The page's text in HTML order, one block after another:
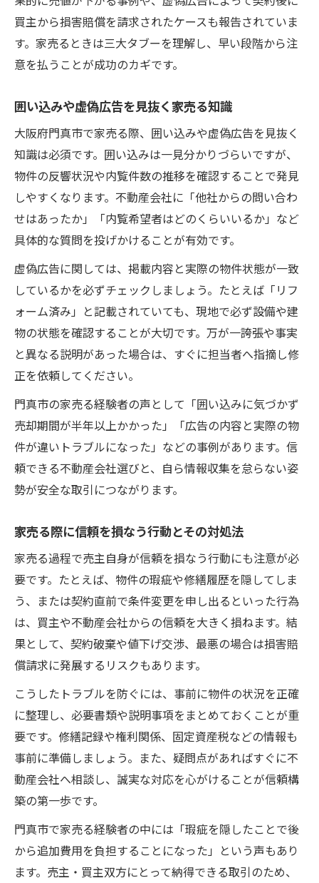
買主から損害賠償を請求されたケースも報告されていま
す。家売るときは三大タブーを理解し、早い段階から注
意を払うことが成功のカギです。
囲い込みや虚偽広告を見抜く家売る知識
大阪府門真市で家売る際、囲い込みや虚偽広告を見抜く
知識は必須です。囲い込みは一見分かりづらいですが、
物件の反響状況や内覧件数の推移を確認することで発見
しやすくなります。不動産会社に「他社からの問い合わ
せはあったか」「内覧希望者はどのくらいいるか」など
具体的な質問を投げかけることが有効です。
虚偽広告に関しては、掲載内容と実際の物件状態が一致
しているかを必ずチェックしましょう。たとえば「リフ
ォーム済み」と記載されていても、現地で必ず設備や建
物の状態を確認することが大切です。万が一誇張や事実
と異なる説明があった場合は、すぐに担当者へ指摘し修
正を依頼してください。
門真市の家売る経験者の声として「囲い込みに気づかず
売却期間が半年以上かかった」「広告の内容と実際の物
件が違いトラブルになった」などの事例があります。信
頼できる不動産会社選びと、自ら情報収集を怠らない姿
勢が安全な取引につながります。
家売る際に信頼を損なう行動とその対処法
家売る過程で売主自身が信頼を損なう行動にも注意が必
要です。たとえば、物件の瑕疵や修繕履歴を隠してしま
う、または契約直前で条件変更を申し出るといった行為
は、買主や不動産会社からの信頼を大きく損ねます。結
果として、契約破棄や値下げ交渉、最悪の場合は損害賠
償請求に発展するリスクもあります。
こうしたトラブルを防ぐには、事前に物件の状況を正確
に整理し、必要書類や説明事項をまとめておくことが重
要です。修繕記録や権利関係、固定資産税などの情報も
事前に準備しましょう。また、疑問点があればすぐに不
動産会社へ相談し、誠実な対応を心がけることが信頼構
築の第一歩です。
門真市で家売る経験者の中には「瑕疵を隠したことで後
から追加費用を負担することになった」という声もあり
ます。売主・買主双方にとって納得できる取引のため、